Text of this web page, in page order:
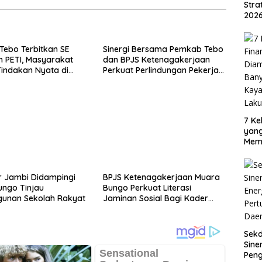
Terbitkan SE
PETI, Masyarakat
Nyata di
Sinergi Bersama Pemkab Tebo
dan BPJS Ketenagakerjaan
Perkuat Perlindungan Pekerja
Jambi Didampingi
Tinjau
Sekolah Rakyat
BPJS Ketenagakerjaan Muara
Bungo Perkuat Literasi
Jaminan Sosial Bagi Kader
7